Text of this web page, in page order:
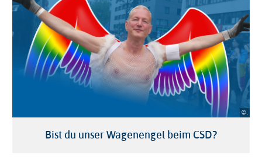
© .
Bist du unser Wagenengel beim CSD?